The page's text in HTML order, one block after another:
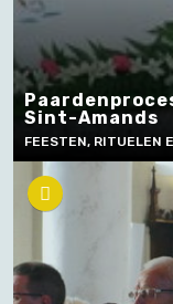
Sint-Amands
FEESTEN, RITUELEN